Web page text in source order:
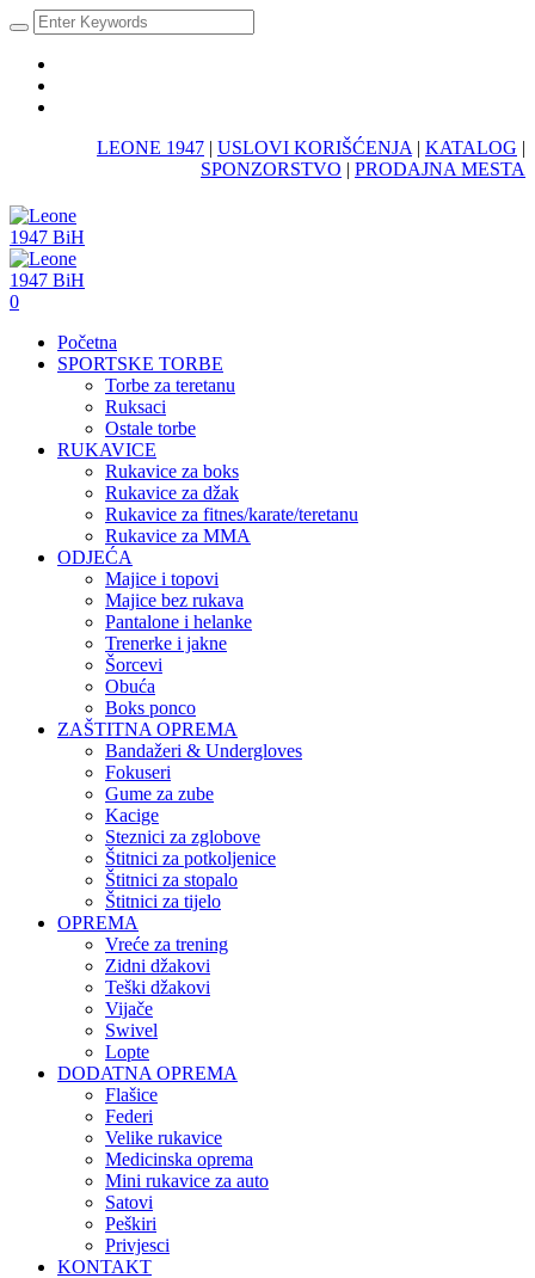
LEONE 1947 | USLOVI KORIŠĆENJA | KATALOG |
SPONZORSTVO | PRODAJNA MESTA
0
Početna
SPORTSKE TORBE
Torbe za teretanu
Ruksaci
Ostale torbe
RUKAVICE
Rukavice za boks
Rukavice za džak
Rukavice za fitnes/karate/teretanu
Rukavice za MMA
ODJEĆA
Majice i topovi
Majice bez rukava
Pantalone i helanke
Trenerke i jakne
Šorcevi
Obuća
Boks ponco
ZAŠTITNA OPREMA
Bandažeri & Undergloves
Fokuseri
Gume za zube
Kacige
Steznici za zglobove
Štitnici za potkoljenice
Štitnici za stopalo
Štitnici za tijelo
OPREMA
Vreće za trening
Zidni džakovi
Teški džakovi
Vijače
Swivel
Lopte
DODATNA OPREMA
Flašice
Federi
Velike rukavice
Medicinska oprema
Mini rukavice za auto
Satovi
Peškiri
Privjesci
KONTAKT